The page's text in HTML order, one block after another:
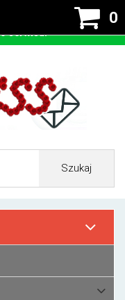
0
Szukaj
tzw ciastek w celu
cookies
serwisu.